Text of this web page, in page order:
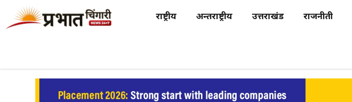
राष्ट्रीय अन्तर्राष्ट्रीय उत्तराखंड राजनीती